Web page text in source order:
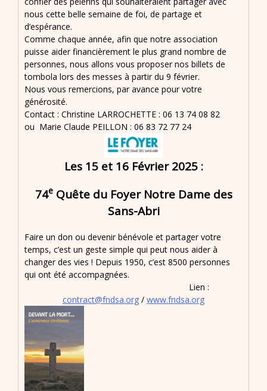
nous cette belle semaine de foi, de partage et
d’espérance.
Comme chaque année, afin que notre association
puisse aider financièrement le plus grand nombre de
personnes, nous allons vous proposer nos billets de
tombola lors des messes à partir du 9 février.
Nous vous remercions, par avance pour votre
générosité.
Contact : Christine LARROCHETTE : 06 13 74 08 82
ou Marie Claude PEILLON : 06 83 72 77 24
Les 15 et 16 Février 2025 :
74eQuête du Foyer Notre Dame des
Sans-Abri
Faire un don ou devenir bénévole et partager votre
temps, c’est un geste simple qui peut nous aider à
changer des vies ! Depuis 1950, c’est 8500 personnes
qui ont été accompagnées.
Lien :
contract@fndsa.org / www.fndsa.org